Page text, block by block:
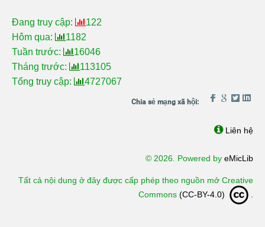
Đang truy cập:
122
Hôm qua:
1182
Tuần trước:
16046
Tháng trước:
113105
Tổng truy cập:
4727067
Liên hệ
© 2026. Powered by eMicLib
Tất cả nội dung ở đây được cấp phép theo nguồn mở Creative
Commons (CC-BY-4.0)